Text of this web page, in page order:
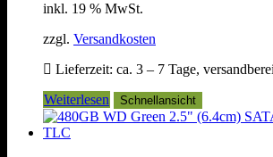
inkl. 19 % MwSt.
zzgl. Versandkosten
Lieferzeit: ca. 3 – 7 Tage,
Weiterlesen
Schnellansicht